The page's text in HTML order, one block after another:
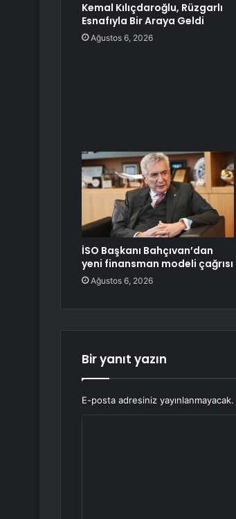
Kemal Kılıçdaroğlu, Rüzgarlı
Esnafıyla Bir Araya Geldi
Ağustos 6, 2026
İSO Başkanı Bahçıvan’dan
yeni finansman modeli çağrısı
Ağustos 6, 2026
Bir yanıt yazın
E-posta adresiniz yayınlanmayacak.